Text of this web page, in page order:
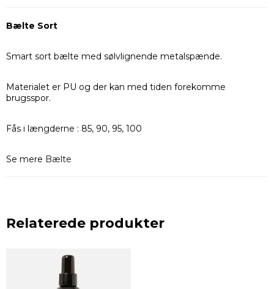
Bælte Sort
Smart sort bælte med sølvlignende metalspænde.
Materialet er PU og der kan med tiden forekomme
brugsspor.
Fås i længderne : 85, 90, 95, 100
Se mere Bælte
Relaterede produkter